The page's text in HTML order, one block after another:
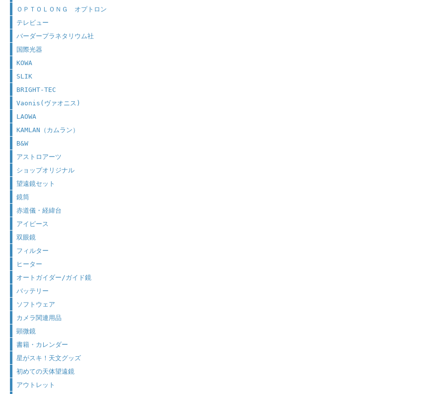
ＯＰＴＯＬＯＮＧ オプトロン
テレビュー
バーダープラネタリウム社
国際光器
KOWA
SLIK
BRIGHT-TEC
Vaonis(ヴァオニス)
LAOWA
KAMLAN（カムラン）
B&W
アストロアーツ
ショップオリジナル
望遠鏡セット
鏡筒
赤道儀・経緯台
アイピース
双眼鏡
フィルター
ヒーター
オートガイダー/ガイド鏡
バッテリー
ソフトウェア
カメラ関連用品
顕微鏡
書籍・カレンダー
星がスキ！天文グッズ
初めての天体望遠鏡
アウトレット